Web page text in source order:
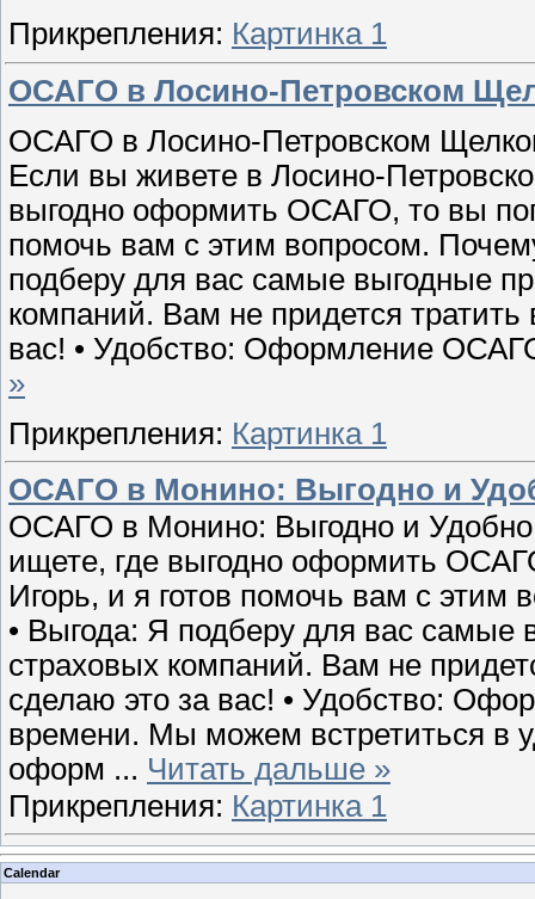
Прикрепления: Картинка 1
ОСАГО в Лосино-Петровском
ОСАГО в Лосино-Петровском
Если вы живете в Лосино-
выгодно оформить ОСАГО, то вы
помочь вам с этим вопросом.
подберу для вас самые выгодные
компаний. Вам не придется
вас! • Удобство: Оформление
»
Прикрепления: Картинка 1
ОСАГО в Монино: Выгодно и
ОСАГО в Монино: Выгодно и
ищете, где выгодно оформить
Игорь, и я готов помочь вам с этим
• Выгода: Я подберу для вас самые
страховых компаний. Вам не
сделаю это за вас! • Удобство:
времени. Мы можем встретиться в
оформ ... Читать дальше »
Прикрепления: Картинка 1
Calendar